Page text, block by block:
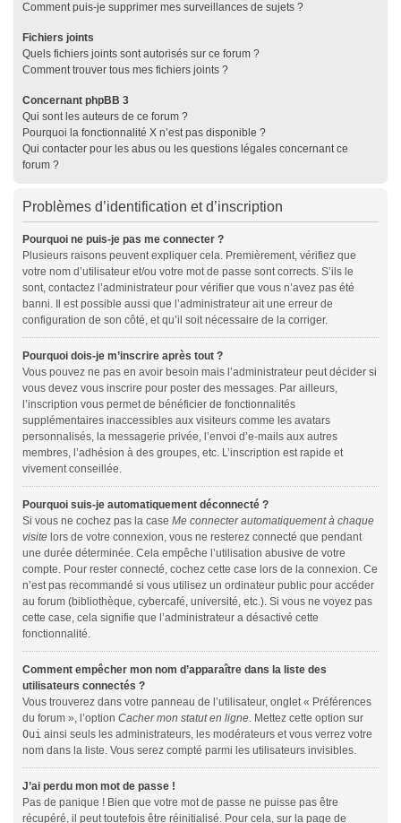
Comment puis-je supprimer mes surveillances de sujets ?
Fichiers joints
Quels fichiers joints sont autorisés sur ce forum ?
Comment trouver tous mes fichiers joints ?
Concernant phpBB 3
Qui sont les auteurs de ce forum ?
Pourquoi la fonctionnalité X n’est pas disponible ?
Qui contacter pour les abus ou les questions légales concernant ce
forum ?
Problèmes d’identification et d’inscription
Pourquoi ne puis-je pas me connecter ?
Plusieurs raisons peuvent expliquer cela. Premièrement, vérifiez que
votre nom d’utilisateur et/ou votre mot de passe sont corrects. S’ils le
sont, contactez l’administrateur pour vérifier que vous n’avez pas été
banni. Il est possible aussi que l’administrateur ait une erreur de
configuration de son côté, et qu’il soit nécessaire de la corriger.
Pourquoi dois-je m’inscrire après tout ?
Vous pouvez ne pas en avoir besoin mais l’administrateur peut décider si
vous devez vous inscrire pour poster des messages. Par ailleurs,
l’inscription vous permet de bénéficier de fonctionnalités
supplémentaires inaccessibles aux visiteurs comme les avatars
personnalisés, la messagerie privée, l’envoi d’e-mails aux autres
membres, l’adhésion à des groupes, etc. L’inscription est rapide et
vivement conseillée.
Pourquoi suis-je automatiquement déconnecté ?
Si vous ne cochez pas la case Me connecter automatiquement à chaque
visite lors de votre connexion, vous ne resterez connecté que pendant
une durée déterminée. Cela empêche l’utilisation abusive de votre
compte. Pour rester connecté, cochez cette case lors de la connexion. Ce
n’est pas recommandé si vous utilisez un ordinateur public pour accéder
au forum (bibliothèque, cybercafé, université, etc.). Si vous ne voyez pas
cette case, cela signifie que l’administrateur a désactivé cette
fonctionnalité.
Comment empêcher mon nom d’apparaître dans la liste des
utilisateurs connectés ?
Vous trouverez dans votre panneau de l’utilisateur, onglet « Préférences
du forum », l’option Cacher mon statut en ligne. Mettez cette option sur
Oui ainsi seuls les administrateurs, les modérateurs et vous verrez votre
nom dans la liste. Vous serez compté parmi les utilisateurs invisibles.
J’ai perdu mon mot de passe !
Pas de panique ! Bien que votre mot de passe ne puisse pas être
récupéré, il peut toutefois être réinitialisé. Pour cela, sur la page de